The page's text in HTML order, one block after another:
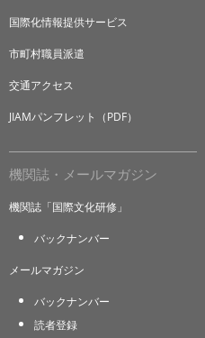
国際化情報提供サービス
市町村職員派遣
交通アクセス
JIAMパンフレット（PDF）
機関誌・メールマガジン
機関誌「国際文化研修」
バックナンバー
メールマガジン
バックナンバー
読者登録